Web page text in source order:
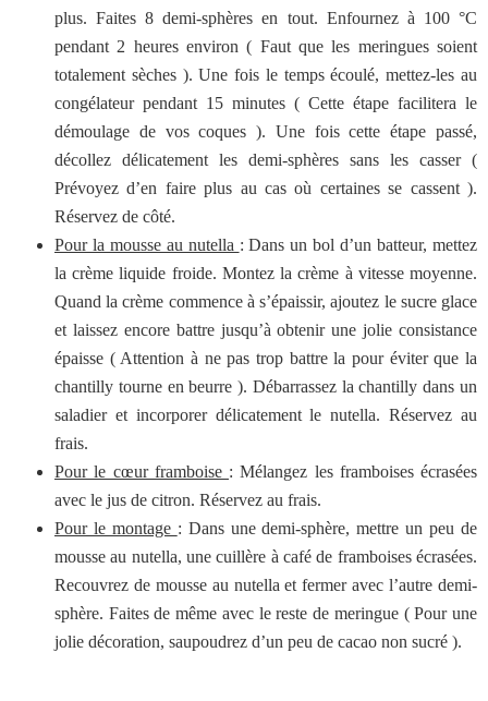
plus. Faites 8 demi-sphères en tout. Enfournez à 100 °C
pendant 2 heures environ ( Faut que les meringues soient
totalement sèches ). Une fois le temps écoulé, mettez-les au
congélateur pendant 15 minutes ( Cette étape facilitera le
démoulage de vos coques ). Une fois cette étape passé,
décollez délicatement les demi-sphères sans les casser (
Prévoyez d’en faire plus au cas où certaines se cassent ).
Réservez de côté.
Pour la mousse au nutella : Dans un bol d’un batteur, mettez
la crème liquide froide. Montez la crème à vitesse moyenne.
Quand la crème commence à s’épaissir, ajoutez le sucre glace
et laissez encore battre jusqu’à obtenir une jolie consistance
épaisse ( Attention à ne pas trop battre la pour éviter que la
chantilly tourne en beurre ). Débarrassez la chantilly dans un
saladier et incorporer délicatement le nutella. Réservez au
frais.
Pour le cœur framboise : Mélangez les framboises écrasées
avec le jus de citron. Réservez au frais.
Pour le montage : Dans une demi-sphère, mettre un peu de
mousse au nutella, une cuillère à café de framboises écrasées.
Recouvrez de mousse au nutella et fermer avec l’autre demi-
sphère. Faites de même avec le reste de meringue ( Pour une
jolie décoration, saupoudrez d’un peu de cacao non sucré ).